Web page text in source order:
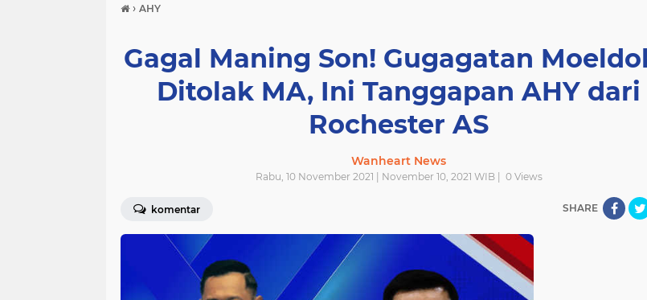
› AHY
Gagal Maning Son! Gugagatan
Ditolak MA, Ini Tanggapan AHY dari
Rochester AS
Wanheart News
Rabu, 10 November 2021 | November 10, 2021 WIB | 0Views
komentar SHARE